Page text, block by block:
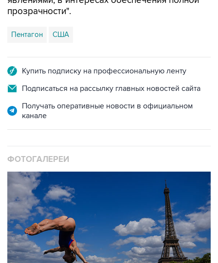
Пентагон США
Подписаться на рассылку главных новостей сайта
Получать оперативные новости в официальном